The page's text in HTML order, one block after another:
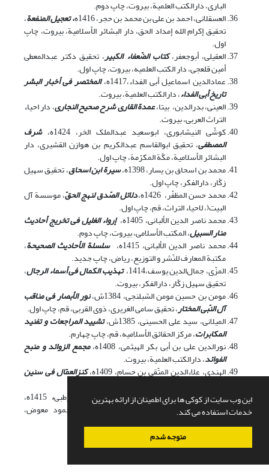
این وب سایت از کوکی ها برای اطمینان از ارائه بهترین
خدمات استفاده می کند.
متوجه شدم
الباری، دارالکتب العلمیة، بیروت، چاپ دوم.
العسقلانی، احمد بن علی بن محمد بن حجر، 1416ه ، تعجیل المنفعة،
تحقیق إکرام الله إمداد الحق، دار البشائر الأسلامیة، بیروت، چاپ
اول.
العقیلی، أبوجعفر،کتاب الضّعفاء الکبیر، تحقیق دکتر عبدالمعطی
أمین قلعجی، دار الکتب العلمیه، بیروت، چاپ اول.
عماد‌الدین اسماعیل أبی الفداء،1417ه، المختصر فی أخبار البشر
تاریخ أبی الفداء، دارالکتب العلمیة، بیروت.
العینی، بدرالدین، بی‎تا، عمدة القاری شرح صحیح النجاری، دار احیاء
التراث العربی، بیروت.
کوشّی النیشابوری، ابوسعید عبدالملک الخر، 1424ه، شرف
المصطفی، تحقیق ابوالقاسم عبدالکریم بن هوازن القشیری، دار
البشائر الأسلامیة، مکّة المکرّمة، چاپ اول.
محمد بن اسحاق بن یسار، 1398ه، سیرة ابن اسحاق، تحقیق سهیل
زکّار، دارالفکر، چاپ اول.
محمد حسن المظفّر، 1426ه، دلائل الصّدق لنهج الحقّ، موسسة آل
البیت(، لاحیاء التراث، قم، چاپ اول.
محمد ناصر الدین الألبانی، 1405ه، إرواء الغلیل فی تخریج أحادیث
منار السبیل، المکتب الأسلامی، بیروت، چاپ دوم.
محمد ناصر الدین الألبانی، 1415ه، سلسلة الأحادیث الصحیحة،
مکتبة المعارف للنّشر و التوزیع، ریاض، چاپ جدید.
المزّی، جمال‌الدین یوسف،1414، تهذیب الکمال فی أسماء الرجال،
تحقیق سهیل زکّار، دارالفکر، بیروت.
مومن بن حسین مومن الشبلنجی، 1384ش، نور الأبصار فی مناقب
آل النّبی المختار، تحقیق سامی الغریری، ذوی القربی، قم، چاپ اول.
المیلانی، سید علی الحسینی، 1385ش، تشیید المراجعات و تفنید
المکابرات، مرکز الحقائق الأسلامیه، قم، چاپ چهارم.
نورالدین علی بن أبی بکر الهیثمی، 1408ه، مجمع الزوائد و منبح
الفوائد، دارالکتب العلمیة، بیروت.
الهندی، علاءالدین المتّقی بن حسام، 1409ه، کنزالعمّال فی سنین
یوسف بن عبدالله بن محمد بن عبد البرّ القرطبی،
الأستیعاب فی معرفة الأصحاب ، تحقیق علی محمود معوض،
دارالکتب العلمیة، بیروت، چاپ اول.